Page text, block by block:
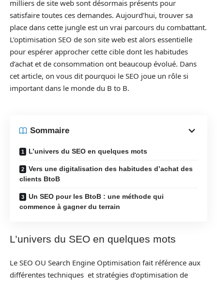
milliers de site web sont désormais présents pour
satisfaire toutes ces demandes. Aujourd’hui, trouver sa
place dans cette jungle est un vrai parcours du combattant.
L’optimisation SEO de son site web est alors essentielle
pour espérer approcher cette cible dont les habitudes
d’achat et de consommation ont beaucoup évolué. Dans
cet article, on vous dit pourquoi le SEO joue un rôle si
important dans le monde du B to B.
Sommaire
L’univers du SEO en quelques mots
Vers une digitalisation des habitudes d’achat des
clients BtoB
Un SEO pour les BtoB : une méthode qui
commence à gagner du terrain
L’univers du SEO en quelques mots
Le SEO OU Search Engine Optimisation fait référence aux
différentes techniques et stratégies d’optimisation de